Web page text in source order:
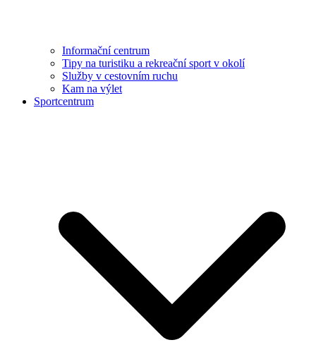
Informační centrum
Tipy na turistiku a rekreační sport v okolí
Služby v cestovním ruchu
Kam na výlet
Sportcentrum